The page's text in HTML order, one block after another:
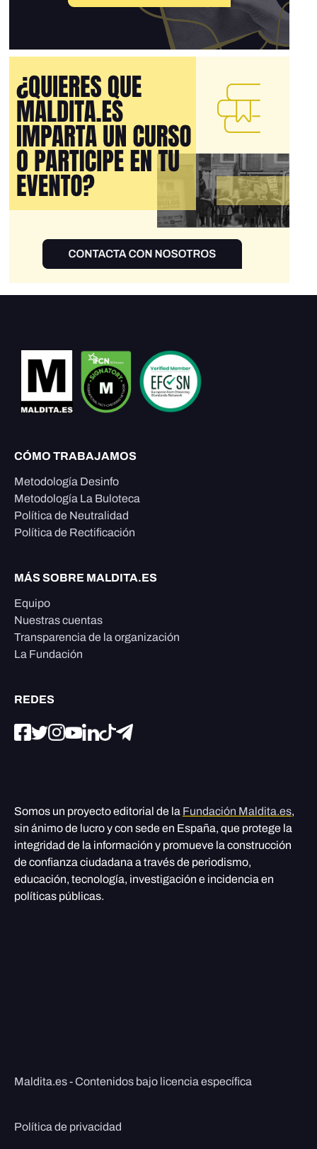
CÓMO TRABAJAMOS
Metodología Desinfo
Metodología La Buloteca
Política de Neutralidad
Política de Rectificación
MÁS SOBRE MALDITA.ES
Equipo
Nuestras cuentas
Transparencia de la organización
La Fundación
REDES
Somos un proyecto editorial de la Fundación Maldita.es,
sin ánimo de lucro y con sede en España, que protege la
integridad de la información y promueve la construcción
de confianza ciudadana a través de periodismo,
educación, tecnología, investigación e incidencia en
políticas públicas.
Maldita.es - Contenidos bajo licencia específica
Política de privacidad